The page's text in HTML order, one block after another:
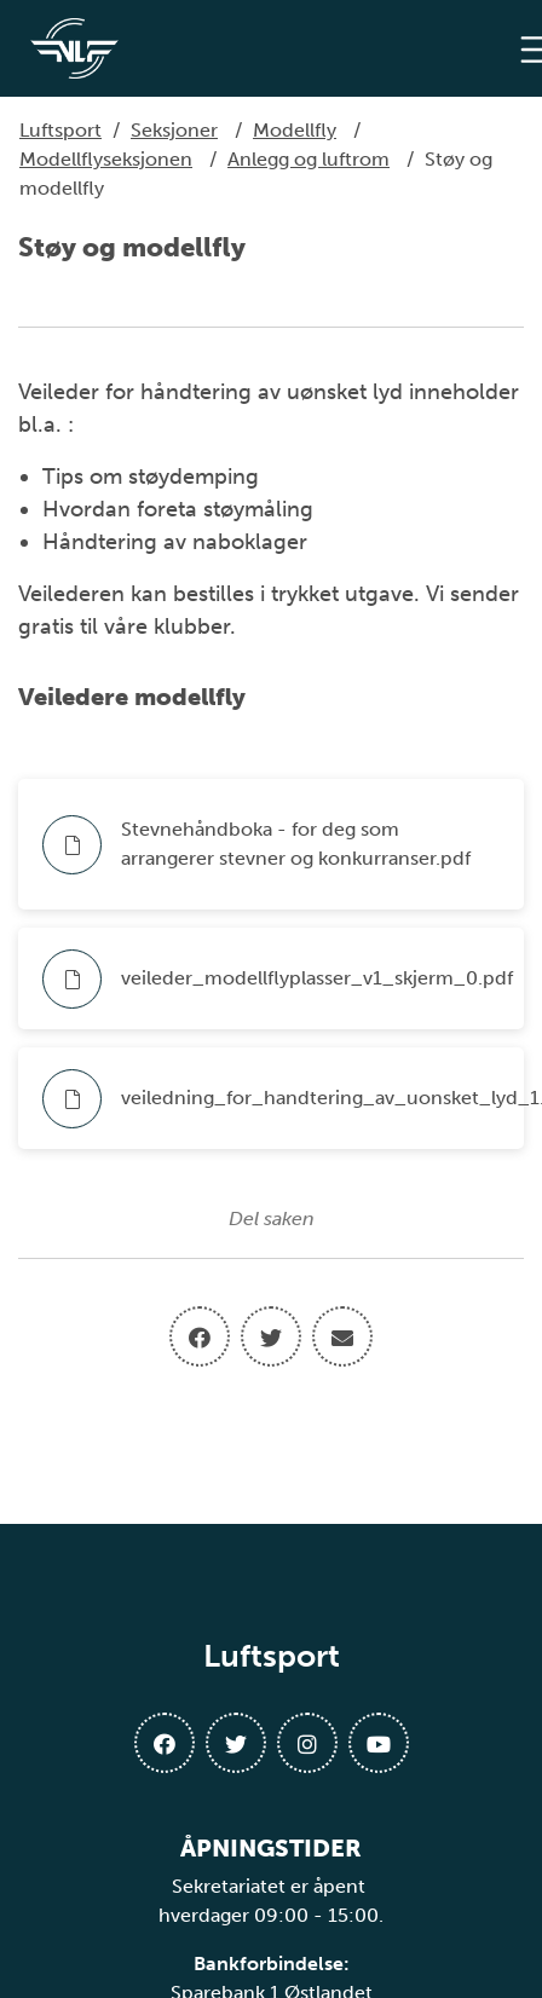
Luftsport / Seksjoner / Modellfly
/
Modellflyseksjonen
/ Anlegg og luftrom / Støy og
modellfly
Støy og modellfly
Veileder for håndtering av uønsket lyd inneholder
bl.a. :
Tips om støydemping
Hvordan foreta støymåling
Håndtering av naboklager
Veilederen kan bestilles i trykket utgave. Vi sender
gratis til våre klubber.
Veiledere modellfly
Stevnehåndboka - for deg som
arrangerer stevner og konkurranser.pdf
veileder_modellflyplasser_v1_skjerm_0.pdf
Del saken
Luftsport
ÅPNINGSTIDER
Sekretariatet er åpent
hverdager 09:00 - 15:00.
Bankforbindelse:
Sparebank 1 Østlandet